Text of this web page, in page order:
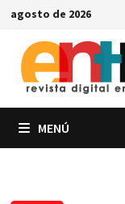
Saltar
contenido
agosto de 2026
MENÚ